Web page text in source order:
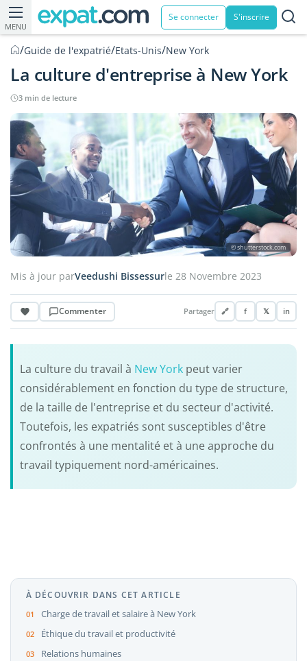
MENU
Se connecter S'inscrire
/Guide de l'expatrié/Etats-Unis/New York
La culture d'entreprise à New York
3 min de lecture
© shutterstock.com
Mis à jour parVeedushi Bissessurle 28 Novembre 2023
Commenter Partager 🔗 f 𝕏 in
La culture du travail à New Yorkpeut varier
considérablement en fonction du type de structure,
de la taille de l'entreprise et du secteur d'activité.
Toutefois, les expatriés sont susceptibles d'être
confrontés à une mentalité et à une approche du
travail typiquement nord-américaines.
À DÉCOUVRIR DANS CET ARTICLE
Charge de travail et salaire à New York
Éthique du travail et productivité
Relations humaines